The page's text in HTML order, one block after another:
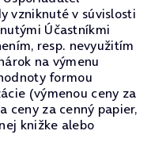
vzniknuté v súvislosti
Účastníkmi
resp. nevyužitím
na výmenu
formou
(výmenou ceny za
ceny za cenný papier,
knižke alebo